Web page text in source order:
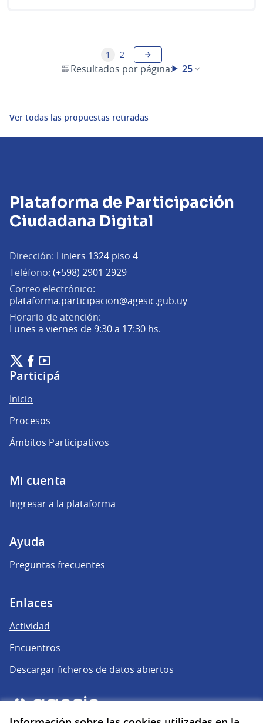
Resultados por página: 25
1 2
Ver todas las propuestas retiradas
Plataforma de Participación
Ciudadana Digital
Dirección: Liniers 1324 piso 4
Teléfono: (+598) 2901 2929
Correo electrónico:
plataforma.participacion@agesic.gub.uy(Abrir en una
Horario de atención:
Lunes a viernes de 9:30 a 17:30 hs.
Plataforma de Participación Ciudadana Digital en X
(Enlace externo)
Plataforma de Participación Ciudadana Digital en Facebook
(Enlace externo)
Plataforma de Participación Ciudadana Digital en
(Enlace externo)
Participá
Inicio
Procesos
Ámbitos Participativos
Mi cuenta
Ingresar a la plataforma
Ayuda
Preguntas frecuentes
Enlaces
Actividad
Encuentros
Descargar ficheros de datos abiertos